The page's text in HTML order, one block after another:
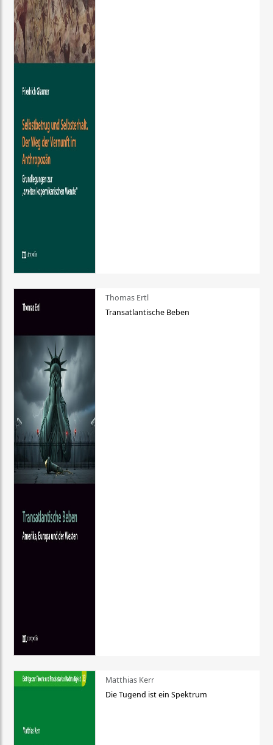
Thomas Ertl
Transatlantische Beben
Matthias Kerr
Die Tugend ist ein Spektrum